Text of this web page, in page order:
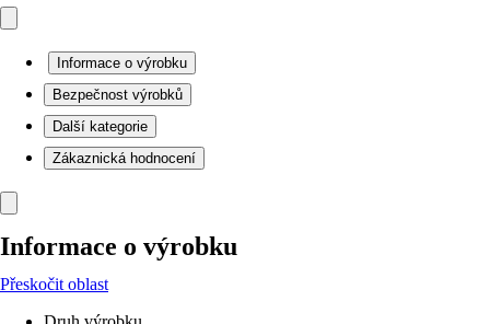
Informace o výrobku
Bezpečnost výrobků
Další kategorie
Zákaznická hodnocení
Informace o výrobku
Přeskočit oblast